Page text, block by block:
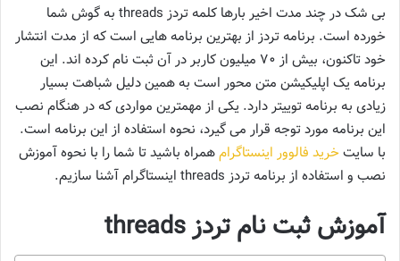
بی شک در چند مدت اخیر بارها کلمه تردز threads به گوش شما
خورده است. برنامه تردز از بهترین برنامه هایی است که از مدت انتشار
خود تاکنون، بیش از 70 میلیون کاربر در آن ثبت نام کرده اند. این
برنامه یک اپلیکیشن متن محور است به همین دلیل شباهت بسیار
زیادی به برنامه توییتر دارد. یکی از مهمترین مواردی که در هنگام نصب
این برنامه مورد توجه قرار می گیرد، نحوه استفاده از این برنامه است.
با سایتخرید فالوور اینستاگرامهمراه باشید تا شما را با نحوه آموزش
نصب و استفاده از برنامه تردز threads اینستاگرام آشنا سازیم.
آموزش ثبت نام تردز threads